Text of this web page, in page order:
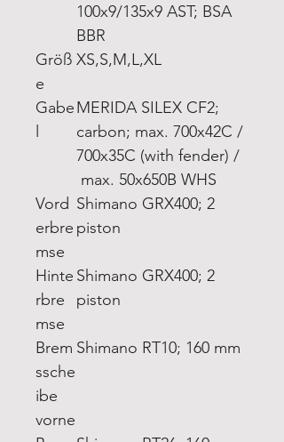
100x9/135x9 AST; BSA
BBR
Größ
e
XS,S,M,L,XL
GabeMERIDA SILEX CF2;
carbon; max. 700x42C /
700x35C (with fender) /
max. 50x650B WHS
Vord
erbre
mse
Shimano GRX400; 2
piston
Hinte
rbre
mse
Shimano GRX400; 2
piston
Brem
ssche
ibe
vorne
Shimano RT10; 160 mm